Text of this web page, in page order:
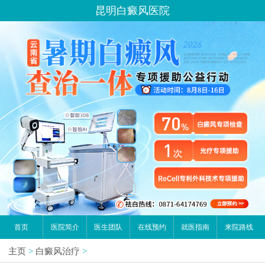
昆明白癜风医院
首页 医院简介 医生团队 在线预约 就医指南 来院路线
主页 > 白癜风治疗 >